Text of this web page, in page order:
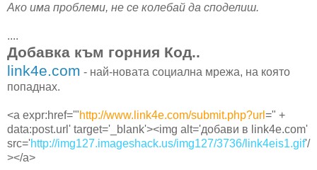
Ако има проблеми, не се колебай да споделиш.
....
Добавка към горния Код..
link4e.com - най-новата социална мрежа, на която
попаднах.
<a expr:href='"http://www.link4e.com/submit.php?url =" +
data:post.url' target='_blank'><img alt='добави в link4e.com'
src='http://img127.imageshack.us/img127/3736/link4eis1.gif'/
></a>